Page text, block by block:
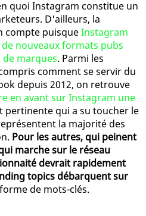
quoi Instagram constitue un
D'ailleurs, la
compte puisqueInstagram
nouveaux formats pubs
marques. Parmi les
comment se servir du
depuis 2012, on retrouve
en avant sur Instagram une
pertinente qui a su toucher le
la majorité des
Pour les autres, qui peinent
marche sur le réseau
devrait rapidement
topics débarquent sur
de mots-clés.